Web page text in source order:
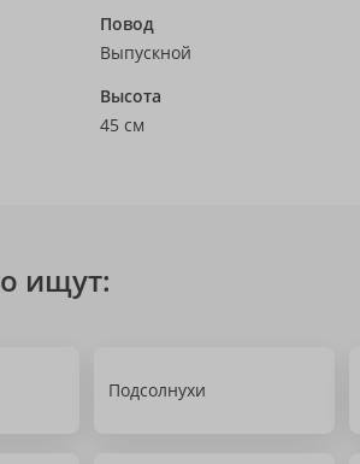
Повод
Выпускной
Высота
45 см
ищут:
Подсолнухи